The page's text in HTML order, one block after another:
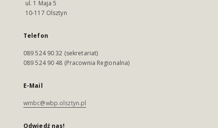
ul. 1 Maja 5
10-117 Olsztyn
Telefon
089 524 90 32 (sekretariat)
089 524 90 48 (Pracownia Regionalna)
E-Mail
wmbc@wbp.olsztyn.pl
Odwiedź nas!